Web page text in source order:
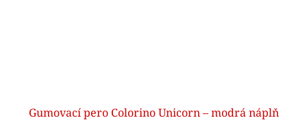
Gumovací pero Colorino Unicorn – modrá náplň